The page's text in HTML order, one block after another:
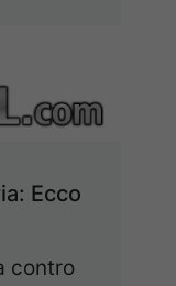
Ecco
contro